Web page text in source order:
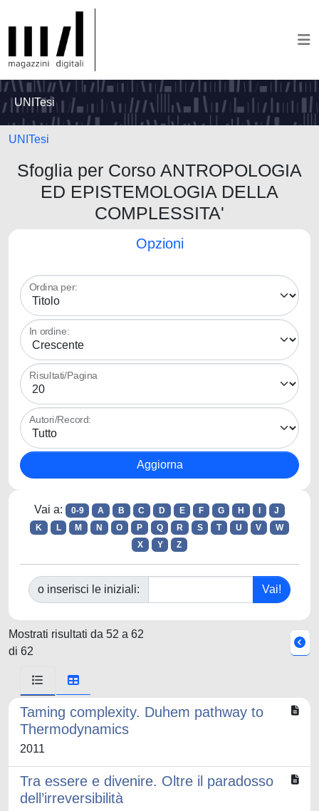
UNITesi
UNITesi
Sfoglia per Corso ANTROPOLOGIA
ED EPISTEMOLOGIA DELLA
COMPLESSITA'
Opzioni
Ordina per:
In ordine:
Risultati/Pagina
Autori/Record:
Vai a: 0-9 A B C D E F G H
J
K
L M N O P Q R S T U V
W
X
Y Z
o inserisci le iniziali:
Mostrati risultati da 52 a 62
di 62
Taming complexity. Duhem pathway to
Thermodynamics
2011
Tra essere e divenire. Oltre il paradosso
dell’irreversibilità